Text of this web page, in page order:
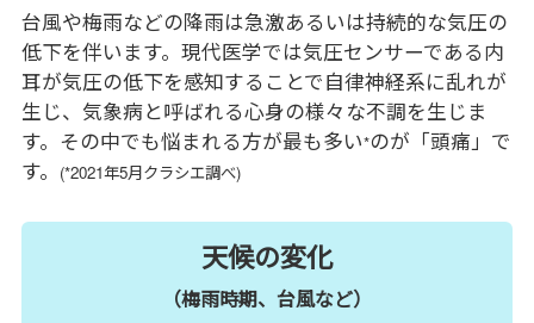
台風や梅雨などの降雨は急激あるいは持続的な気圧の
低下を伴います。現代医学では気圧センサーである内
耳が気圧の低下を感知することで自律神経系に乱れが
生じ、気象病と呼ばれる心身の様々な不調を生じま
す。その中でも悩まれる方が最も多い*のが「頭痛」で
す。
(*2021年5月クラシエ調べ)
天候の変化
（梅雨時期、台風など）